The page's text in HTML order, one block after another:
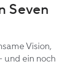
Seven
Vision,
und ein noch